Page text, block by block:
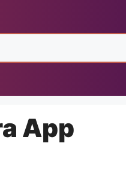
App